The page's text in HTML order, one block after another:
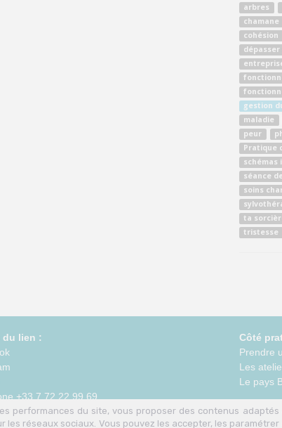
arbres
chamane
cohésion
dépasser
gestion
maladie
peur
Pratique
schémas
séance
soins
ta
tristesse
du lien :
+33 7 72 22 99 69
Côté
Prendre
Les
Le pays
performances du site, vous proposer des contenus adaptés
réseaux sociaux. Vous pouvez les accepter, les paramétrer